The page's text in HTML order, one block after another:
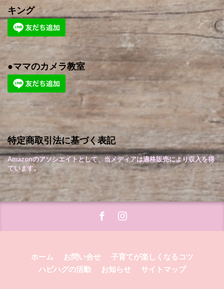
キング
●ママのカメラ教室
特定商取引法に基づく表記
Amazonのアソシエイトとして、当メディアは適格販売により収入を得
ています。
ホーム お問い合せ
子育てが楽しくなるコツ
ハピハグの活動
お知らせ サイトマップ